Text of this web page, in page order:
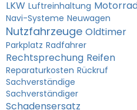
LKW Luftreinhaltung
Navi-Systeme Neuwagen
Nutzfahrzeuge Oldtimer
Parkplatz Radfahrer
Rechtsprechung Reifen
Reparaturkosten Rückruf
Sachverständige
Sachverständiger
Schadensersatz